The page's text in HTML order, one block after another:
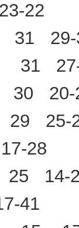
22
29-
31
20-
25-
28
14-
41